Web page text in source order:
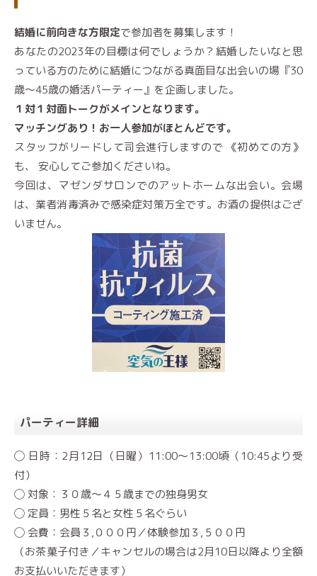
結婚に前向きな方限定で参加者を募集します！
あなたの2023年の目標は何でしょうか？結婚したいなと思
っている方のために結婚につながる真面目な出会いの場『30
歳〜45歳の婚活パーティー』を企画しました。
１対１対面トークがメインとなります。
マッチングあり！お一人参加がほとんどです。
スタッフがリードして司会進行しますので 《初めての方》
も、 安心してご参加くださいね。
今回は、マゼンダサロンでのアットホームな出会い。会場
は、業者消毒済みで感染症対策万全です。お酒の提供はござ
いません。
パーティー詳細
◯ 日時：2月12日（日曜）11:00〜13:00頃（10:45より受
付）
◯ 対象：３０歳〜４５歳までの独身男女
◯ 定員：男性５名と女性５名ぐらい
◯ 会費：会員３,０００円／体験参加３,５００円
（お茶菓子付き／キャンセルの場合は2月10日以降より全額
お支払いいただきます）